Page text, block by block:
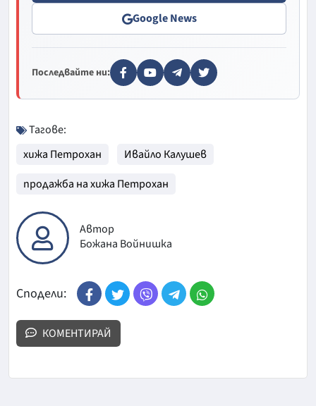
Google News
Последвайте ни:
Тагове:
хижа Петрохан
Ивайло Калушев
продажба на хижа Петрохан
Автор
Божана Войнишка
Сподели:
КОМЕНТИРАЙ